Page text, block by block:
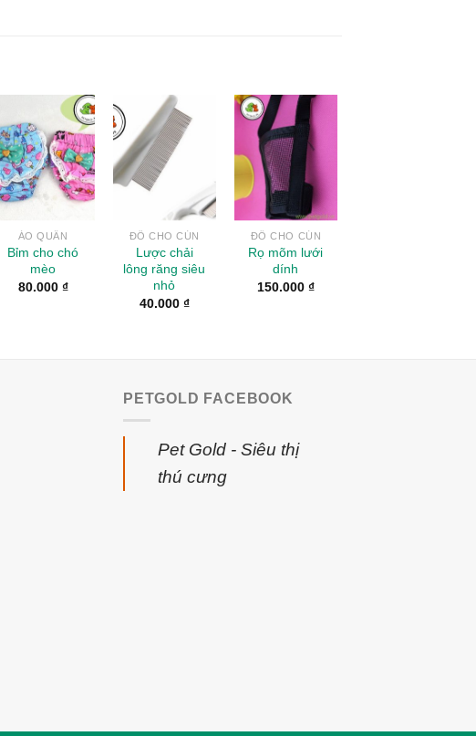
Add to
Wishlist
ÁO QUẦN
Bỉm cho chó
mèo
80.000 ₫
Add to
Wishlist
ĐỒ CHO CÚN
Lược chải
lông răng siêu
nhỏ
40.000 ₫
Add to
Wishlist
ĐỒ CHO CÚN
Rọ mõm lưới
dính
150.000 ₫
PETGOLD FACEBOOK
Pet Gold - Siêu thị
thú cưng